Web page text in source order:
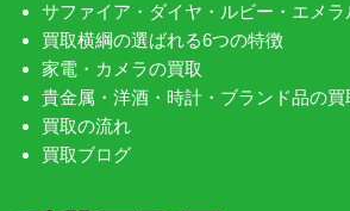
サファイア・ダイヤ・ルビー・エメ
買取横綱の選ばれる6つの特徴
家電・カメラの買取
貴金属・洋酒・時計・ブランド品の買
買取の流れ
買取ブログ